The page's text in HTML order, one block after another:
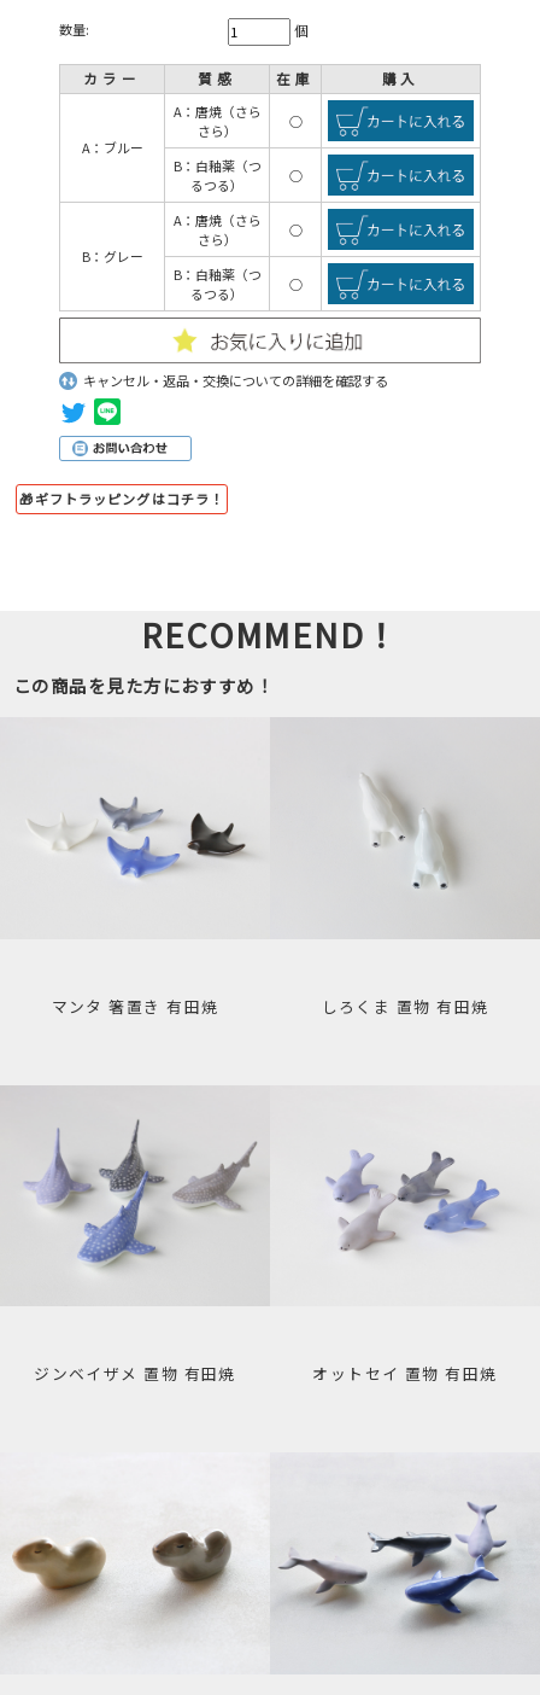
数量: 個
カラー 質感 在庫 購入
A：ブルー
A：唐焼（さら
さら）
○
B：白釉薬（つ
るつる）
○
B：グレー
A：唐焼（さら
さら）
○
B：白釉薬（つ
るつる）
○
キャンセル・返品・交換についての詳細を確認する
🎁ギフトラッピングはコチラ！
RECOMMEND！
この商品を見た方におすすめ！
マンタ 箸置き 有田焼 しろくま 置物 有田焼
ジンベイザメ 置物 有田焼 オットセイ 置物 有田焼